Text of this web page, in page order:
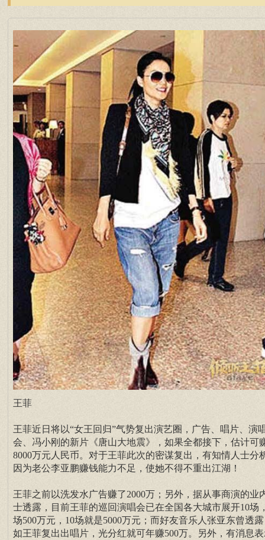
王菲
王菲近日将以“女王回归”气势复出演艺圈，广告、唱片、演
会、冯小刚的新片《唐山大地震》，如果全都接下，估计可
8000万元人民币。对于王菲此次的密谋复出，有知情人士分
因为老公李亚鹏赚钱能力不足，使她不得不重出江湖！
王菲之前以洗发水广告赚了2000万；另外，据从事商演的业
士透露，目前王菲的巡回演唱会已在全国各大城市展开10场
场500万元，10场就是5000万元；而好友音乐人张亚东曾透
如王菲复出出唱片，光分红就可年赚500万。另外，有消息